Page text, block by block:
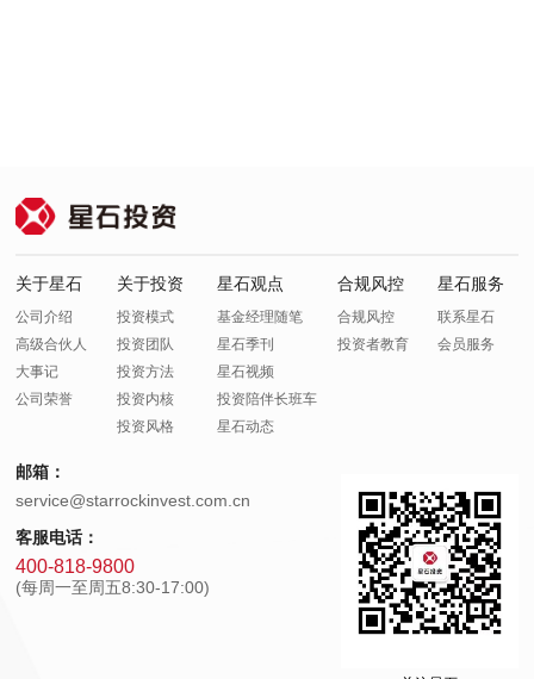
关于星石
公司介绍
高级合伙人
大事记
公司荣誉
关于投资
投资模式
投资团队
投资方法
投资内核
投资风格
星石观点
基金经理随笔
星石季刊
星石视频
投资陪伴长班车
星石动态
合规风控
合规风控
投资者教育
星石服务
联系星石
会员服务
邮箱：
service@starrockinvest.com.cn
客服电话：
400-818-9800
(每周一至周五8:30-17:00)